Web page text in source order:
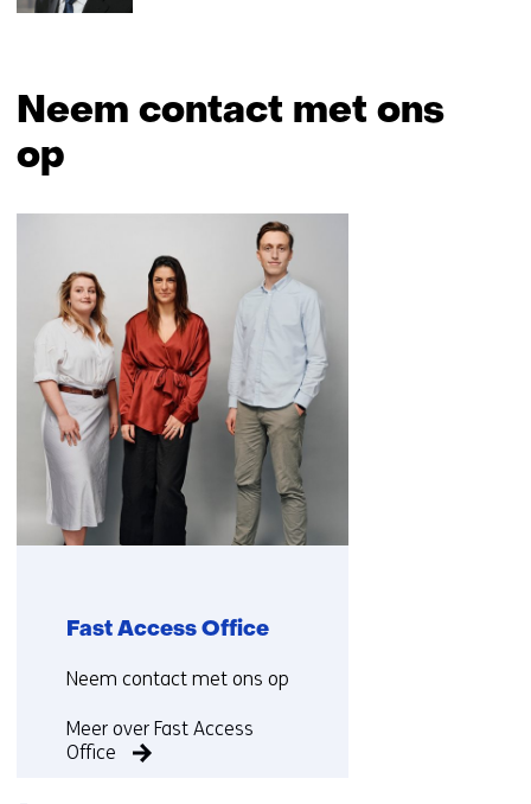
Neem contact met ons
op
navigatie
over
(Neem
contact
op)
Fast Access Office
Functie:
Neem contact met ons op
Meer over Fast Access
Office